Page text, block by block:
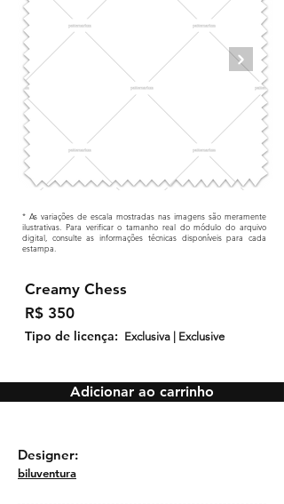
* As variações de escala mostradas nas imagens são meramente
ilustrativas. Para verificar o tamanho real do módulo do arquivo
digital, consulte as informações técnicas disponíveis para cada
estampa.
Creamy Chess
R$ 350
Tipo de licença: Exclusiva | Exclusive
Adicionar ao carrinho
Designer:
biluventura